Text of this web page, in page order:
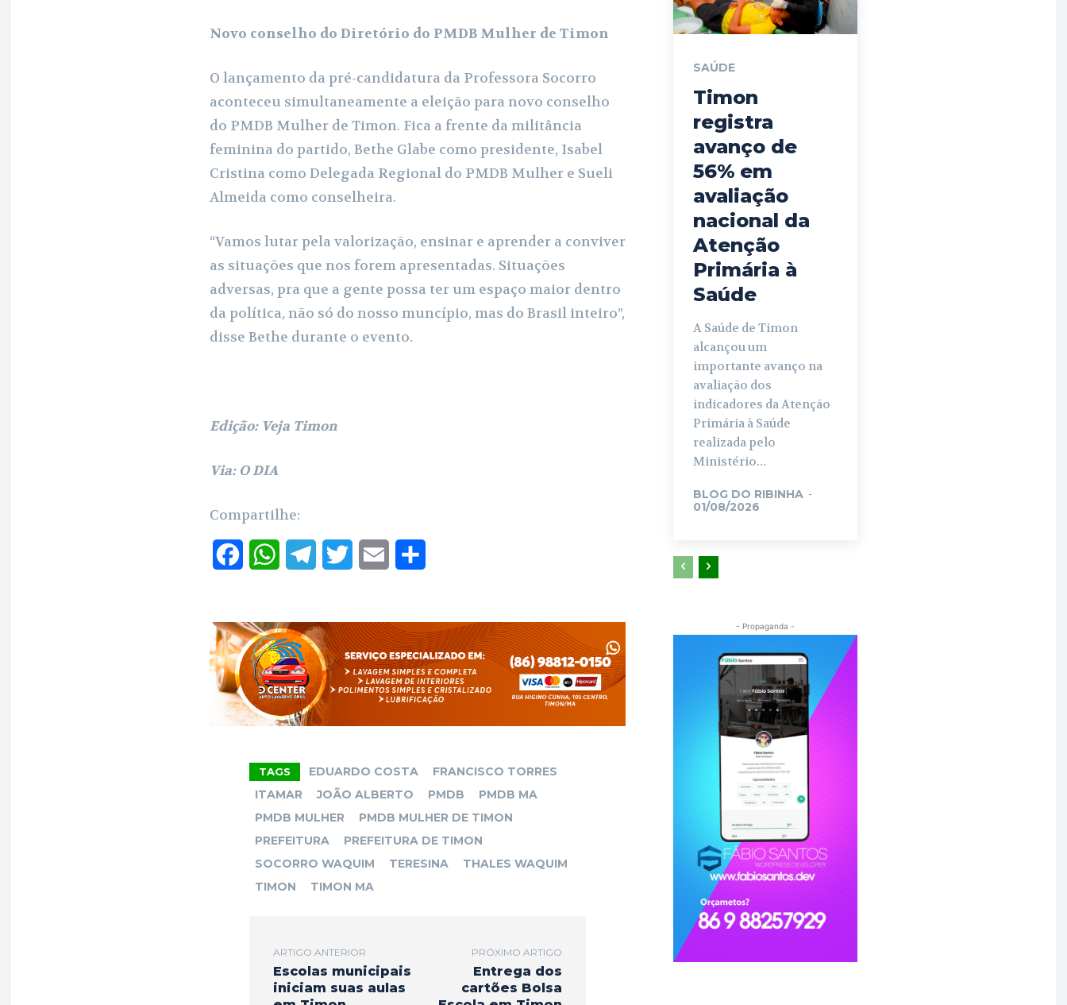
Novo conselho do Diretório do PMDB Mulher de Timon
O lançamento da pré-candidatura da Professora Socorro
aconteceu simultaneamente a eleição para novo conselho
do PMDB Mulher de Timon. Fica a frente da militância
feminina do partido, Bethe Glabe como presidente, Isabel
Cristina como Delegada Regional do PMDB Mulher e Sueli
Almeida como conselheira.
“Vamos lutar pela valorização, ensinar e aprender a conviver
as situações que nos forem apresentadas. Situações
adversas, pra que a gente possa ter um espaço maior dentro
da política, não só do nosso muncípio, mas do Brasil inteiro”,
disse Bethe durante o evento.
Edição: Veja Timon
Via: O DIA
Compartilhe:
e
b
o
k
W
t
s
A
p
e
g
r
m
t
t
i
l
r
e
TAGS EDUARDO COSTA
FRANCISCO TORRES
ITAMAR
JOÃO ALBERTO PMDB
PMDB MA
PMDB MULHER
PMDB MULHER DE TIMON
PREFEITURA
PREFEITURA DE TIMON
SOCORRO WAQUIM
TERESINA
THALES WAQUIM
TIMON
TIMON MA
ARTIGO ANTERIOR
Escolas municipais
iniciam suas aulas
PRÓXIMO ARTIGO
Entrega dos
cartões Bolsa
SAÚDE
Timon
registra
avanço de
56% em
avaliação
nacional da
Atenção
Primária à
Saúde
A Saúde de Timon
alcançou um
importante avanço na
avaliação dos
indicadores da Atenção
Primária à Saúde
realizada pelo
Ministério...
BLOG DO RIBINHA -
01/08/2026
- Propaganda -